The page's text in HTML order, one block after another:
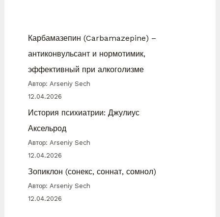
Карбамазепин (Carbamazepine) –
антиконвульсант и нормотимик,
эффективный при алкоголизме
Автор: Arseniy Sech
12.04.2026
История психиатрии: Джулиус
Аксельрод
Автор: Arseniy Sech
12.04.2026
Зопиклон (сонекс, соннат, сомнол)
Автор: Arseniy Sech
12.04.2026